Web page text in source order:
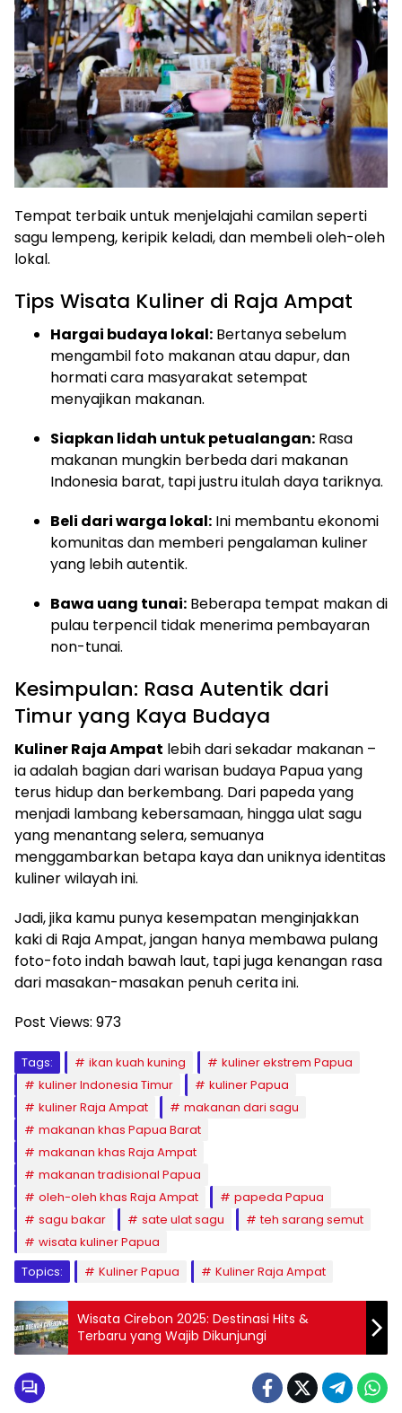
Tempat terbaik untuk menjelajahi camilan seperti
sagu lempeng, keripik keladi, dan membeli oleh-oleh
lokal.
Tips Wisata Kuliner di Raja Ampat
Hargai budaya lokal: Bertanya sebelum
mengambil foto makanan atau dapur, dan
hormati cara masyarakat setempat
menyajikan makanan.
Siapkan lidah untuk petualangan: Rasa
makanan mungkin berbeda dari makanan
Indonesia barat, tapi justru itulah daya tariknya.
Beli dari warga lokal: Ini membantu ekonomi
komunitas dan memberi pengalaman kuliner
yang lebih autentik.
Bawa uang tunai: Beberapa tempat makan di
pulau terpencil tidak menerima pembayaran
non-tunai.
Kesimpulan: Rasa Autentik dari
Timur yang Kaya Budaya
Kuliner Raja Ampat lebih dari sekadar makanan –
ia adalah bagian dari warisan budaya Papua yang
terus hidup dan berkembang. Dari papeda yang
menjadi lambang kebersamaan, hingga ulat sagu
yang menantang selera, semuanya
menggambarkan betapa kaya dan uniknya identitas
kuliner wilayah ini.
Jadi, jika kamu punya kesempatan menginjakkan
kaki di Raja Ampat, jangan hanya membawa pulang
foto-foto indah bawah laut, tapi juga kenangan rasa
dari masakan-masakan penuh cerita ini.
Post Views: 973
Tags: ikan kuah kuning
kuliner ekstrem Papua
kuliner Indonesia Timur
kuliner Papua
kuliner Raja Ampat
makanan dari sagu
makanan khas Papua Barat
makanan khas Raja Ampat
makanan tradisional Papua
oleh-oleh khas Raja Ampat
papeda Papua
sagu bakar
sate ulat sagu
teh sarang semut
wisata kuliner Papua
Topics:
Kuliner Papua Kuliner Raja Ampat
Wisata Cirebon 2025: Destinasi Hits &
Terbaru yang Wajib Dikunjungi